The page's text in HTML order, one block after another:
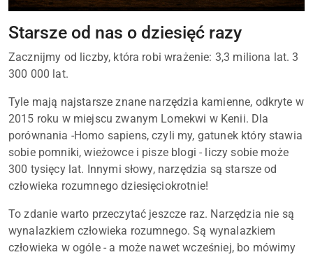
Starsze od nas o dziesięć razy
Zacznijmy od liczby, która robi wrażenie: 3,3 miliona lat. 3
300 000 lat.
Tyle mają najstarsze znane narzędzia kamienne, odkryte w
2015 roku w miejscu zwanym Lomekwi w Kenii. Dla
porównania -Homo sapiens, czyli my, gatunek który stawia
sobie pomniki, wieżowce i pisze blogi - liczy sobie może
300 tysięcy lat. Innymi słowy, narzędzia są starsze od
człowieka rozumnego dziesięciokrotnie!
To zdanie warto przeczytać jeszcze raz. Narzędzia nie są
wynalazkiem człowieka rozumnego. Są wynalazkiem
człowieka w ogóle - a może nawet wcześniej, bo mówimy